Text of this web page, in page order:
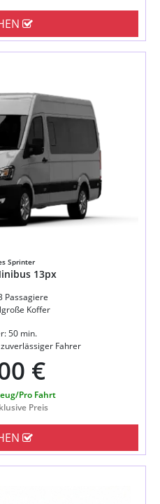
Sprinter
13px
Passagiere
Koffer
50 min.
Fahrer
€
Pro Fahrt
Preis